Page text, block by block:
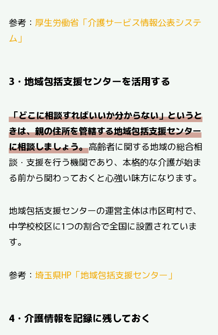
参考： 厚生労働省「介護サービス情報公表システ
ム」
3・地域包括支援センターを活用する
「どこに相談すればいいか分からない」というと
きは、親の住所を管轄する地域包括支援センター
に相談しましょう。高齢者に関する地域の総合相
談・支援を行う機関であり、本格的な介護が始ま
る前から関わっておくと心強い味方になります。
地域包括支援センターの運営主体は市区町村で、
中学校校区に1つの割合で全国に設置されていま
す。
参考： 埼玉県HP「地域包括支援センター」
4・介護情報を記録に残しておく